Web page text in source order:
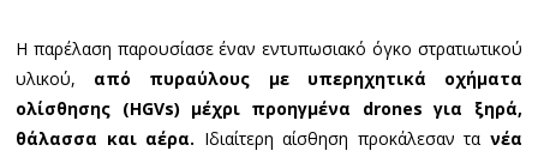
Η παρέλαση παρουσίασε έναν εντυπωσιακό όγκο στρατιωτικού
υλικού, από πυραύλους με υπερηχητικά οχήματα
ολίσθησης (HGVs) μέχρι προηγμένα drones για ξηρά,
θάλασσα και αέρα. Ιδιαίτερη αίσθηση προκάλεσαν τα νέα